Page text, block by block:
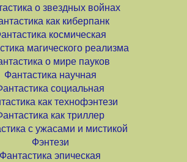
о звездных войнах
как киберпанк
космическая
магического реализма
о мире пауков
Фантастика научная
социальная
как технофэнтези
как триллер
с ужасами и мистикой
Фэнтези
Фантастика эпическая